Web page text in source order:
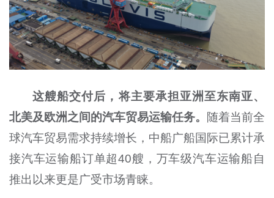
这艘船交付后，将主要承担亚洲至东南亚、
北美及欧洲之间的汽车贸易运输任务。 随着当前全
球汽车贸易需求持续增长，中船广船国际已累计承
接汽车运输船订单超40艘，万车级汽车运输船自
推出以来更是广受市场青睐。